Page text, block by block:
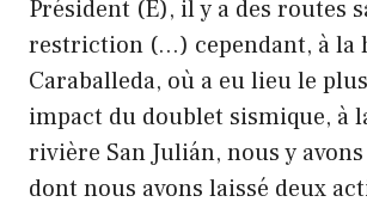
Président (E), il y a des routes
restriction (…) cependant, à la
Caraballeda, où a eu lieu le
impact du doublet sismique, à
rivière San Julián, nous y
dont nous avons laissé deux